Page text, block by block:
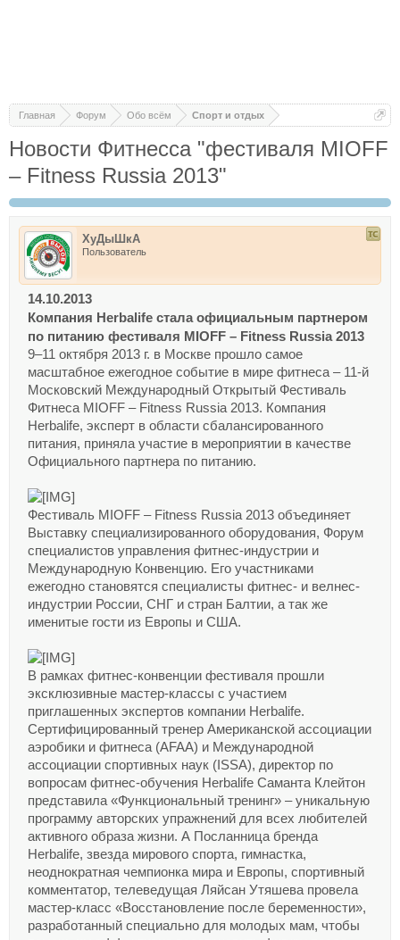
Главная Форум Обо всём Спорт и отдых
Новости Фитнесса "фестиваля MIOFF
– Fitness Russia 2013"
ХуДыШкА
Пользователь
14.10.2013
Компания Herbalife стала официальным партнером
по питанию фестиваля MIOFF – Fitness Russia 2013
9–11 октября 2013 г. в Москве прошло самое
масштабное ежегодное событие в мире фитнеса – 11-й
Московский Международный Открытый Фестиваль
Фитнеса MIOFF – Fitness Russia 2013. Компания
Herbalife, эксперт в области сбалансированного
питания, приняла участие в мероприятии в качестве
Официального партнера по питанию.
Фестиваль MIOFF – Fitness Russia 2013 объединяет
Выставку специализированного оборудования, Форум
специалистов управления фитнес-индустрии и
Международную Конвенцию. Его участниками
ежегодно становятся специалисты фитнес- и велнес-
индустрии России, СНГ и стран Балтии, а так же
именитые гости из Европы и США.
В рамках фитнес-конвенции фестиваля прошли
эксклюзивные мастер-классы с участием
приглашенных экспертов компании Herbalife.
Сертифицированный тренер Американской ассоциации
аэробики и фитнеса (AFAA) и Международной
ассоциации спортивных наук (ISSA), директор по
вопросам фитнес-обучения Herbalife Саманта Клейтон
представила «Функциональный тренинг» – уникальную
программу авторских упражнений для всех любителей
активного образа жизни. А Посланница бренда
Herbalife, звезда мирового спорта, гимнастка,
неоднократная чемпионка мира и Европы, спортивный
комментатор, телеведущая Ляйсан Утяшева провела
мастер-класс «Восстановление после беременности»,
разработанный специально для молодых мам, чтобы